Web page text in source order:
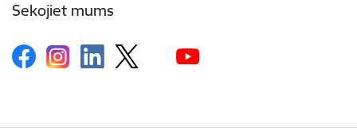
Sekojiet mums